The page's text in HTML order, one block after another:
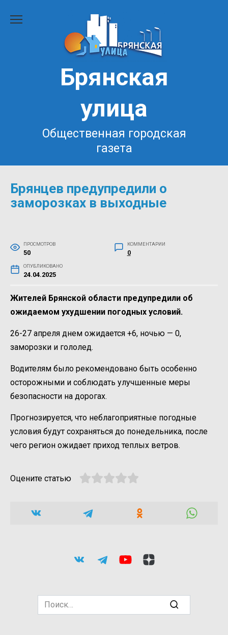
Брянская
улица
Общественная городская
газета
Брянцев предупредили о
заморозках в выходные
ПРОСМОТРОВ
50
КОММЕНТАРИИ
0
ОПУБЛИКОВАНО
24.04.2025
Жителей Брянской области предупредили об
ожидаемом ухудшении погодных условий.
26-27 апреля днем ожидается +6, ночью — 0,
заморозки и гололед.
Водителям было рекомендовано быть особенно
осторожными и соблюдать улучшенные меры
безопасности на дорогах.
Прогнозируется, что неблагоприятные погодные
условия будут сохраняться до понедельника, после
чего регион ожидает приход теплых ветров.
Оцените статью
Search
for: